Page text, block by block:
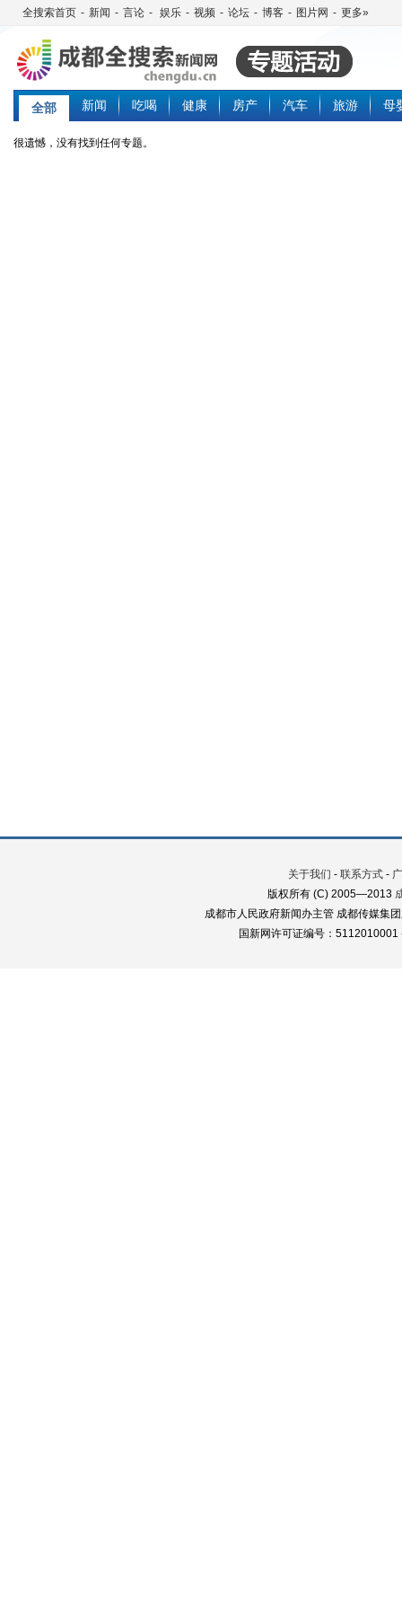
全搜索首页 - 新闻 - 言论 - 娱乐 - 视频 - 论坛 - 博客 - 图片网 - 更多»
全部 新闻 吃喝 健康 房产 汽车 旅游 母
很遗憾，没有找到任何专题。
关于我们 - 联系方式 -
版权所有 (C) 2005—2013
成都市人民政府新闻办主管 成都传媒集
国新网许可证编号：